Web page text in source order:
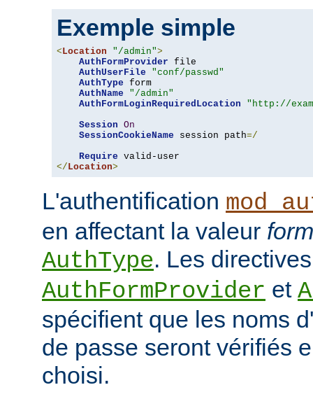
Exemple simple
<Location "/admin">
AuthFormProvider file
AuthUserFile
"conf/passwd"
AuthType form
AuthName
"/admin"
AuthFormLoginRequiredLocation
"http://
Session On
SessionCookieName session path=/
Require
</Location>
L'authentification
en affectant la valeur form
AuthType. Les directives
AuthFormProvider et
spécifient que les noms
de passe seront vérifiés
choisi.